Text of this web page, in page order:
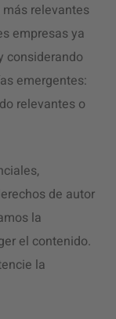
relevantes
empresas ya
considerando
emergentes:
relevantes o
de autor
la
el contenido.
la